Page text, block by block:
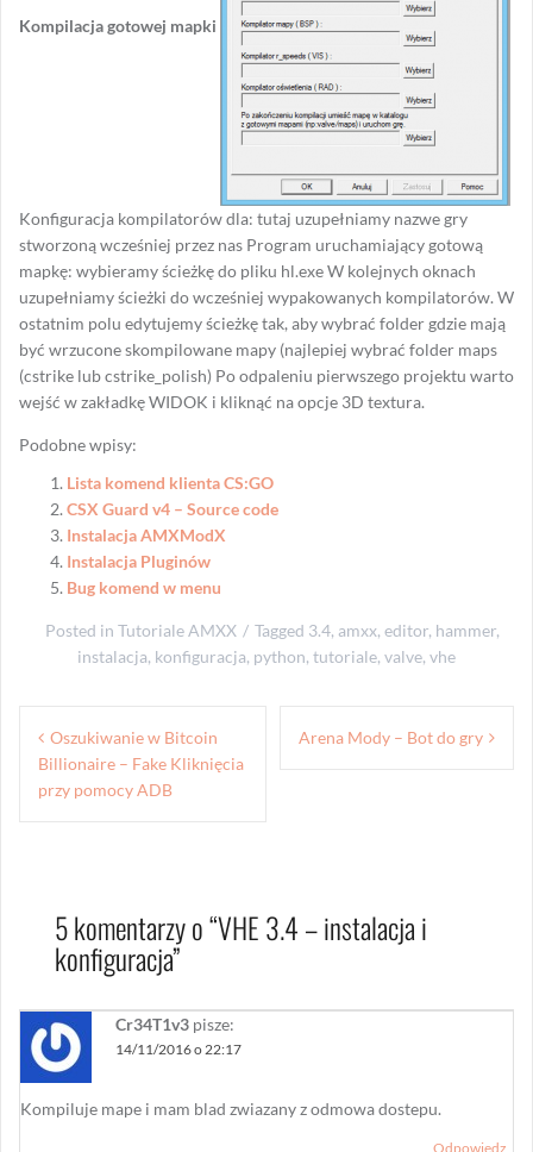
Kompilacja gotowej mapki
Konfiguracja kompilatorów dla: tutaj uzupełniamy nazwe gry
stworzoną wcześniej przez nas Program uruchamiający gotową
mapkę: wybieramy ścieżkę do pliku hl.exe W kolejnych oknach
uzupełniamy ścieżki do wcześniej wypakowanych kompilatorów. W
ostatnim polu edytujemy ścieżkę tak, aby wybrać folder gdzie mają
być wrzucone skompilowane mapy (najlepiej wybrać folder maps
(cstrike lub cstrike_polish) Po odpaleniu pierwszego projektu warto
wejść w zakładkę WIDOK i kliknąć na opcje 3D textura.
Podobne wpisy:
Lista komend klienta CS:GO
CSX Guard v4 – Source code
Instalacja AMXModX
Instalacja Pluginów
Bug komend w menu
Posted in Tutoriale AMXX Tagged 3.4, amxx, editor, hammer,
instalacja, konfiguracja, python, tutoriale, valve, vhe
Nawigacja
wpisu
Oszukiwanie w Bitcoin
Billionaire – Fake Kliknięcia
przy pomocy ADB
Arena Mody – Bot do gry
5 komentarzy o “VHE 3.4 – instalacja i
konfiguracja”
Cr34T1v3 pisze:
14/11/2016 o 22:17
Kompiluje mape i mam blad zwiazany z odmowa dostepu.
Odpowiedz